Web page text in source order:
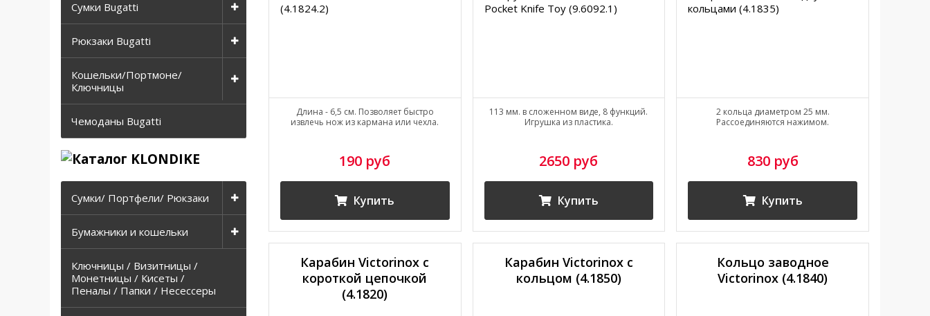
Сумки Bugatti
Рюкзаки Bugatti
Кошельки/Портмоне/
Ключницы
Чемоданы Bugatti
Сумки/ Портфели/ Рюкзаки
Бумажники и кошельки
Ключницы / Визитницы /
Монетницы / Кисеты /
Пеналы / Папки / Несессеры
Длина - 6,5 см. Позволяет быстро
извлечь нож из кармана или чехла.
190 руб
Купить
113 мм. в сложенном виде, 8 функций.
Игрушка из пластика.
2650 руб
Купить
2 кольца диаметром 25 мм.
Рассоединяются нажимом.
830 руб
Купить
Карабин Victorinox с
короткой цепочкой
(4.1820)
Карабин Victorinox с
кольцом (4.1850)
Кольцо заводное
Victorinox (4.1840)